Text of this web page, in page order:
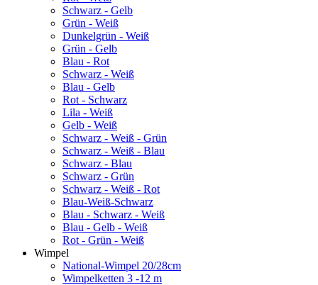
Schwarz - Gelb
Grün - Weiß
Dunkelgrün - Weiß
Grün - Gelb
Blau - Rot
Schwarz - Weiß
Blau - Gelb
Rot - Schwarz
Lila - Weiß
Gelb - Weiß
Schwarz - Weiß - Grün
Schwarz - Weiß - Blau
Schwarz - Blau
Schwarz - Grün
Schwarz - Weiß - Rot
Blau-Weiß-Schwarz
Blau - Schwarz - Weiß
Blau - Gelb - Weiß
Rot - Grün - Weiß
Wimpel
National-Wimpel 20/28cm
Wimpelketten 3 -12 m